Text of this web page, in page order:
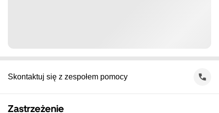
Skontaktuj się z zespołem pomocy
Zastrzeżenie